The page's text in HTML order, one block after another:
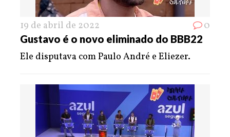
19 de abril de 2022 0
Gustavo é o novo eliminado do BBB22
Ele disputava com Paulo André e Eliezer.